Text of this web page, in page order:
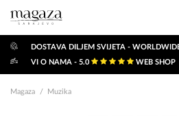
DOSTAVA DILJEM SVIJETA -
VI O NAMA - 5.0
WEB SHOP
Magaza Muzika